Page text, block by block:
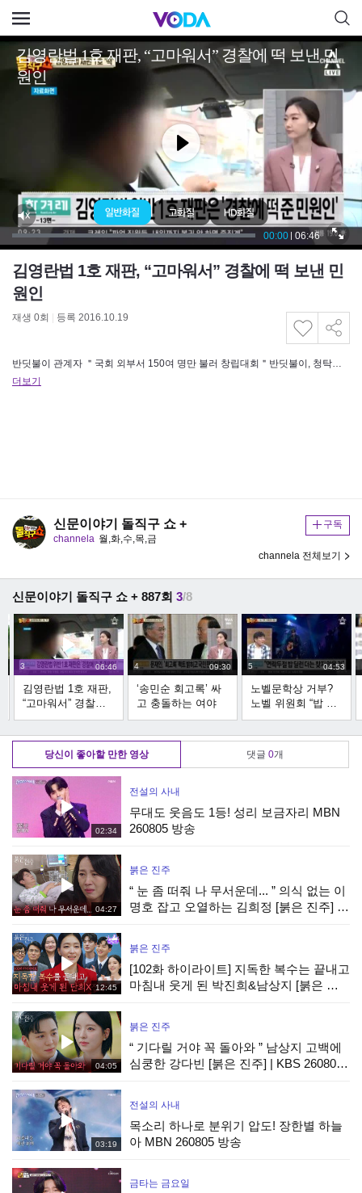
김영란법 1호 재판, “고마워서” 경찰에 떡 보낸 민
원인
재생 0회 등록 2016.10.19
반딧불이 관계자 ＂국회 외부서 150여 명만 불러 창립대회＂반딧불이, 청탁금지법에 따라 창립대회 규모 대폭 축소반딧불이 ＂내…
더보기
신문이야기 돌직구 쇼 +
channela 월,화,수,목,금
구독
channela 전체보기
신문이야기 돌직구 쇼 + 887회 3/8
3 06:46
김영란법 1호 재판,
“고마워서” 경찰에
떡 보낸 민원인
4 09:30
‘송민순 회고록’ 싸
고 충돌하는 여야
5 04:53
노벨문학상 거부?
노벨 위원회 “밥 딜
런 연락 포기”
당신이 좋아할 만한 영상 댓글 0개
02:34
전설의 사내
무대도 웃음도 1등! 성리 보금자리 MBN
260805 방송
04:27
붉은 진주
“ 눈 좀 떠줘 나 무서운데... ” 의식 없는 이
명호 잡고 오열하는 김희정 [붉은 진주] |
12:45
붉은 진주
[102화 하이라이트] 지독한 복수는 끝내고
마침내 웃게 된 박진희&남상지 [붉은 진
04:05
붉은 진주
“ 기다릴 거야 꼭 돌아와 ” 남상지 고백에
심쿵한 강다빈 [붉은 진주] | KBS 260807
03:19
전설의 사내
목소리 하나로 분위기 압도! 장한별 하늘
아 MBN 260805 방송
금타는 금요일